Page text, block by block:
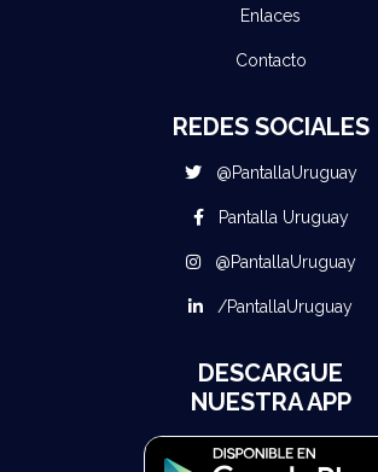
Enlaces
Contacto
REDES SOCIALES
@PantallaUruguay
Pantalla Uruguay
@PantallaUruguay
/PantallaUruguay
DESCARGUE
NUESTRA APP